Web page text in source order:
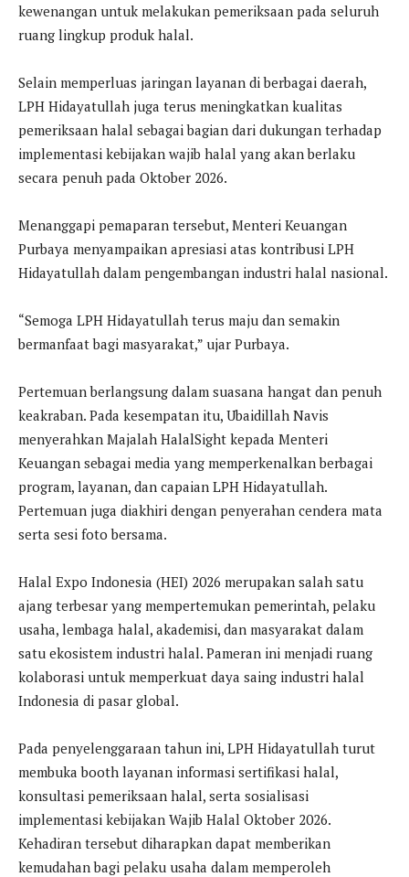
kewenangan untuk melakukan pemeriksaan pada seluruh
ruang lingkup produk halal.
Selain memperluas jaringan layanan di berbagai daerah,
LPH Hidayatullah juga terus meningkatkan kualitas
pemeriksaan halal sebagai bagian dari dukungan terhadap
implementasi kebijakan wajib halal yang akan berlaku
secara penuh pada Oktober 2026.
Menanggapi pemaparan tersebut, Menteri Keuangan
Purbaya menyampaikan apresiasi atas kontribusi LPH
Hidayatullah dalam pengembangan industri halal nasional.
“Semoga LPH Hidayatullah terus maju dan semakin
bermanfaat bagi masyarakat,” ujar Purbaya.
Pertemuan berlangsung dalam suasana hangat dan penuh
keakraban. Pada kesempatan itu, Ubaidillah Navis
menyerahkan Majalah HalalSight kepada Menteri
Keuangan sebagai media yang memperkenalkan berbagai
program, layanan, dan capaian LPH Hidayatullah.
Pertemuan juga diakhiri dengan penyerahan cendera mata
serta sesi foto bersama.
Halal Expo Indonesia (HEI) 2026 merupakan salah satu
ajang terbesar yang mempertemukan pemerintah, pelaku
usaha, lembaga halal, akademisi, dan masyarakat dalam
satu ekosistem industri halal. Pameran ini menjadi ruang
kolaborasi untuk memperkuat daya saing industri halal
Indonesia di pasar global.
Pada penyelenggaraan tahun ini, LPH Hidayatullah turut
membuka booth layanan informasi sertifikasi halal,
konsultasi pemeriksaan halal, serta sosialisasi
implementasi kebijakan Wajib Halal Oktober 2026.
Kehadiran tersebut diharapkan dapat memberikan
kemudahan bagi pelaku usaha dalam memperoleh